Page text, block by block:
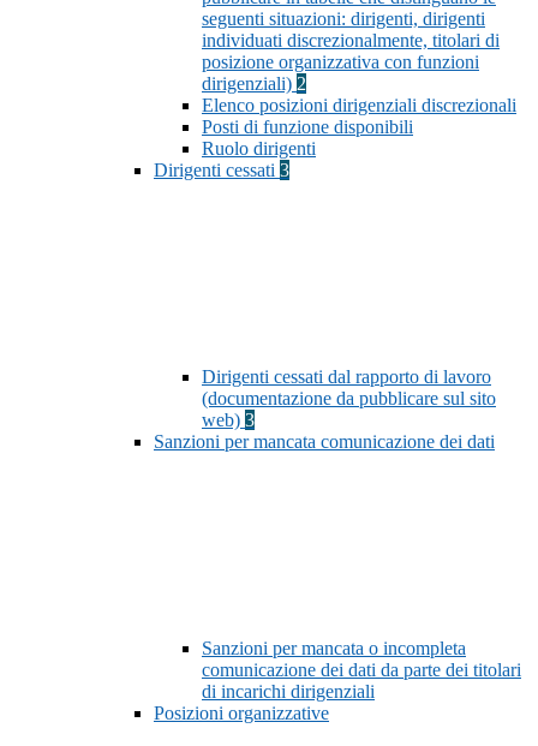
seguenti situazioni: dirigenti, dirigenti
individuati discrezionalmente, titolari di
posizione organizzativa con funzioni
dirigenziali) 2
Elenco posizioni dirigenziali discrezionali
Posti di funzione disponibili
Ruolo dirigenti
Dirigenti cessati 3
Dirigenti cessati dal rapporto di lavoro
(documentazione da pubblicare sul sito
web) 3
Sanzioni per mancata comunicazione dei dati
Sanzioni per mancata o incompleta
comunicazione dei dati da parte dei titolari
di incarichi dirigenziali
Posizioni organizzative